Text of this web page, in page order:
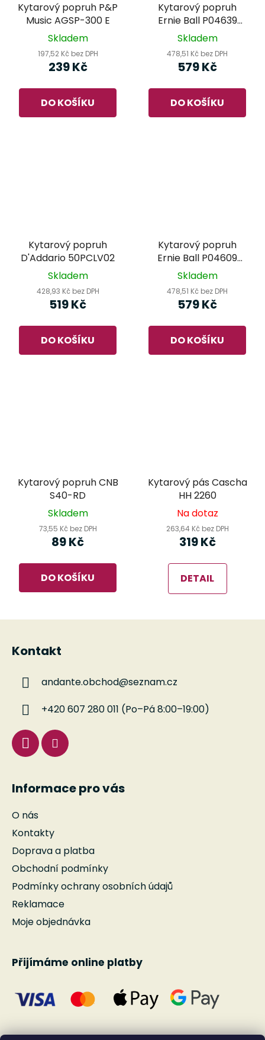
Kytarový popruh P&P
Music AGSP-300 E
Skladem
197,52 Kč bez DPH
239 Kč
DO KOŠÍKU
Kytarový popruh
Ernie Ball P04639
Taos Fire Red
Skladem
478,51 Kč bez DPH
579 Kč
DO KOŠÍKU
Kytarový popruh
D'Addario 50PCLV02
Skladem
428,93 Kč bez DPH
519 Kč
DO KOŠÍKU
Kytarový popruh
Ernie Ball P04609
Albuquerque Blue
Skladem
478,51 Kč bez DPH
579 Kč
DO KOŠÍKU
Kytarový popruh CNB
S40-RD
Skladem
73,55 Kč bez DPH
89 Kč
DO KOŠÍKU
Kytarový pás Cascha
HH 2260
Na dotaz
263,64 Kč bez DPH
319 Kč
DETAIL
Kontakt
andante.obchod@seznam.cz
+420 607 280 011 (Po–Pá 8:00–19:00)
Informace pro vás
O nás
Kontakty
Doprava a platba
Obchodní podmínky
Podmínky ochrany osobních údajů
Reklamace
Moje objednávka
Přijímáme online platby